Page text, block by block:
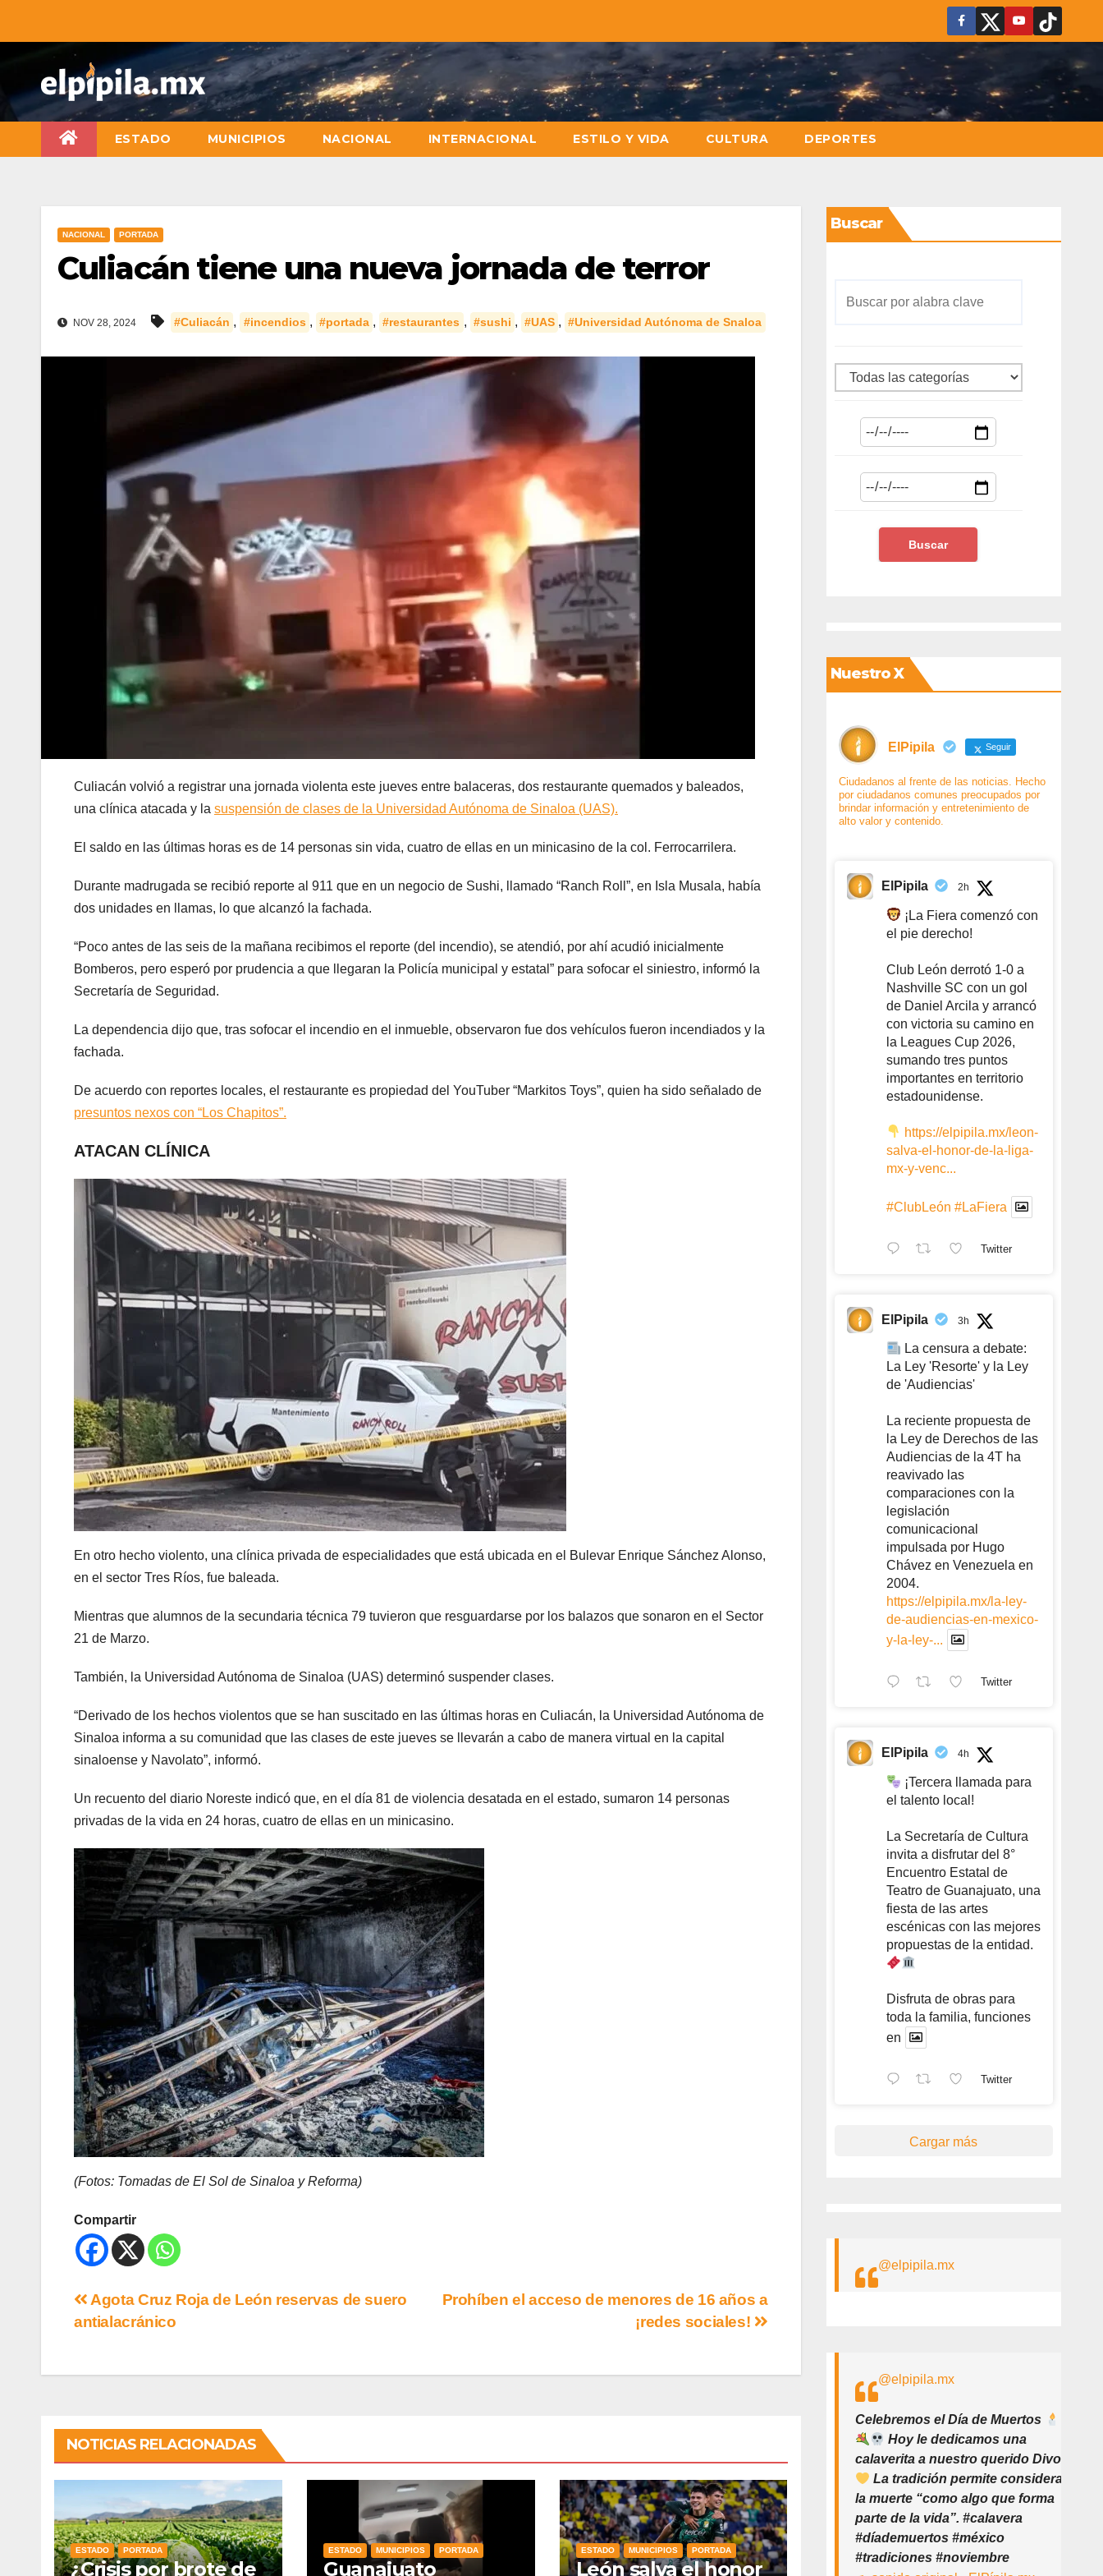
ESTADO MUNICIPIOS NACIONAL INTERNACIONAL ESTILO Y VIDA CULTURA DEPORTES
NACIONAL PORTADA
Culiacán tiene una nueva jornada de terror
NOV 28, 2024 #Culiacán , #incendios , #portada , #restaurantes , #sushi , #UAS , #Universidad Autónoma de Snaloa
Culiacán volvió a registrar una jornada violenta este jueves entre balaceras, dos restaurante quemados y baleados,
una clínica atacada y la suspensión de clases de la Universidad Autónoma de Sinaloa (UAS).
El saldo en las últimas horas es de 14 personas sin vida, cuatro de ellas en un minicasino de la col. Ferrocarrilera.
Durante madrugada se recibió reporte al 911 que en un negocio de Sushi, llamado “Ranch Roll”, en Isla Musala, había
dos unidades en llamas, lo que alcanzó la fachada.
“Poco antes de las seis de la mañana recibimos el reporte (del incendio), se atendió, por ahí acudió inicialmente
Bomberos, pero esperó por prudencia a que llegaran la Policía municipal y estatal” para sofocar el siniestro, informó la
Secretaría de Seguridad.
La dependencia dijo que, tras sofocar el incendio en el inmueble, observaron fue dos vehículos fueron incendiados y la
fachada.
De acuerdo con reportes locales, el restaurante es propiedad del YouTuber “Markitos Toys”, quien ha sido señalado de
presuntos nexos con “Los Chapitos”.
ATACAN CLÍNICA
En otro hecho violento, una clínica privada de especialidades que está ubicada en el Bulevar Enrique Sánchez Alonso,
en el sector Tres Ríos, fue baleada.
Mientras que alumnos de la secundaria técnica 79 tuvieron que resguardarse por los balazos que sonaron en el Sector
21 de Marzo.
También, la Universidad Autónoma de Sinaloa (UAS) determinó suspender clases.
“Derivado de los hechos violentos que se han suscitado en las últimas horas en Culiacán, la Universidad Autónoma de
Sinaloa informa a su comunidad que las clases de este jueves se llevarán a cabo de manera virtual en la capital
sinaloense y Navolato”, informó.
Un recuento del diario Noreste indicó que, en el día 81 de violencia desatada en el estado, sumaron 14 personas
privadas de la vida en 24 horas, cuatro de ellas en un minicasino.
(Fotos: Tomadas de El Sol de Sinaloa y Reforma)
Compartir
Prohíben el acceso de menores de 16 años a
¡redes sociales!
Agota Cruz Roja de León reservas de suero
antialacránico
NOTICIAS RELACIONADAS
ESTADO PORTADA
¿Crisis por brote de
ESTADO MUNICIPIOS PORTADA
Guanajuato
ESTADO MUNICIPIOS PORTADA
León salva el honor
Buscar
Nuestro X
ElPipila Seguir
Ciudadanos al frente de las noticias. Hecho
por ciudadanos comunes preocupados por
brindar información y entretenimiento de
alto valor y contenido.
ElPipila 2h
¡La Fiera comenzó con
el pie derecho!
Club León derrotó 1-0 a
Nashville SC con un gol
de Daniel Arcila y arrancó
con victoria su camino en
la Leagues Cup 2026,
sumando tres puntos
importantes en territorio
estadounidense.
https://elpipila.mx/leon-
salva-el-honor-de-la-liga-
mx-y-venc...
#ClubLeón #LaFiera
Twitter
ElPipila 3h
La censura a debate:
La Ley 'Resorte' y la Ley
de 'Audiencias'
La reciente propuesta de
la Ley de Derechos de las
Audiencias de la 4T ha
reavivado las
comparaciones con la
legislación
comunicacional
impulsada por Hugo
Chávez en Venezuela en
2004.
https://elpipila.mx/la-ley-
de-audiencias-en-mexico-
y-la-ley-...
Twitter
ElPipila 4h
¡Tercera llamada para
el talento local!
La Secretaría de Cultura
invita a disfrutar del 8°
Encuentro Estatal de
Teatro de Guanajuato, una
fiesta de las artes
escénicas con las mejores
propuestas de la entidad.
Disfruta de obras para
toda la familia, funciones
en
Twitter
Cargar más
@elpipila.mx
@elpipila.mx
Celebremos el Día de Muertos
Hoy le dedicamos una
calaverita a nuestro querido Divo
La tradición permite considerar
la muerte “como algo que forma
parte de la vida”. #calavera
#díademuertos #méxico
#tradiciones #noviembre